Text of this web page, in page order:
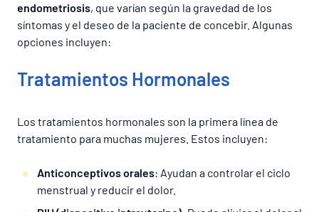
endometriosis, que varían según la gravedad de los
síntomas y el deseo de la paciente de concebir. Algunas
opciones incluyen:
Tratamientos Hormonales
Los tratamientos hormonales son la primera línea de
tratamiento para muchas mujeres. Estos incluyen:
Anticonceptivos orales: Ayudan a controlar el ciclo
menstrual y reducir el dolor.